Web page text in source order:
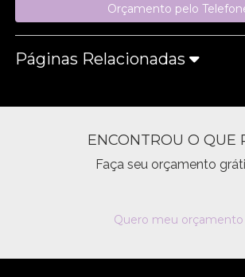
Orçamento pelo
Páginas Relacionadas
ENCONTROU O QUE
Faça seu orçamento
Quero meu orçamento